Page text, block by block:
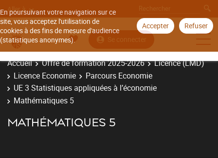
En poursuivant votre navigation sur ce
site, vous acceptez l'utilisation de
cookies à des fins de mesure d'audience
(statistiques anonymes).
Accepter Refuser
Aller à
Se connecter
Accueil Offre de formation 2025-2026
Licence (LMD)
Licence Economie
Parcours Economie
UE 3 Statistiques appliquées à l’économie
Mathématiques 5
MATHÉMATIQUES 5